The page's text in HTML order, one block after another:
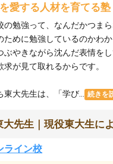
愛する人材を育てる
の勉強って、なんだかつまら
ために勉強しているのかわか
ぶやきながら沈んだ表情を
求が見て取れるからです。
東大先生は、「学び... 続きを
大先生｜現役東大生に
ライン校